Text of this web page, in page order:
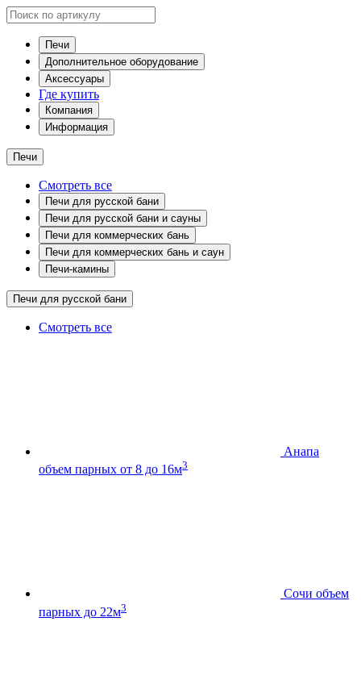
Печи
Дополнительное оборудование
Аксессуары
Где купить
Компания
Информация
Печи
Смотреть все
Печи для русской бани
Печи для русской бани и сауны
Печи для коммерческих бань
Печи для коммерческих бань и саун
Печи-камины
Печи для русской бани
Смотреть все
Анапа
объем парных от 8 до 16м3
Сочи объем
парных до 22м3